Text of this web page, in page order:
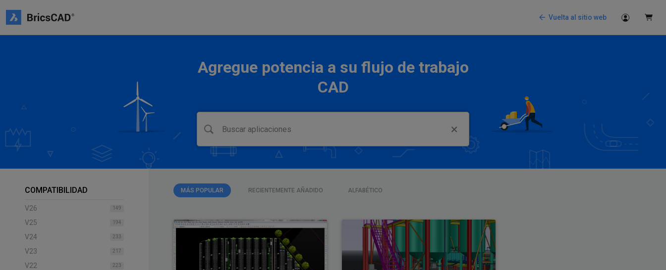
Vuelta al sitio web
Agregue potencia a su flujo de trabajo
CAD
COMPATIBILIDAD
V26 149
V25 194
V24 233
V23 217
V22 223
MÁS POPULAR RECIENTEMENTE AÑADIDO ALFABÉTICO